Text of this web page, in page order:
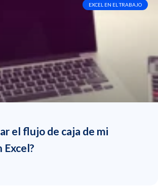
EXCEL EN EL TRABAJO
el flujo de caja de mi
Excel?